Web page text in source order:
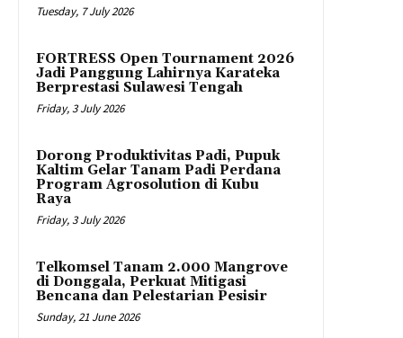
Tuesday, 7 July 2026
FORTRESS Open Tournament 2026
Jadi Panggung Lahirnya Karateka
Berprestasi Sulawesi Tengah
Friday, 3 July 2026
Dorong Produktivitas Padi, Pupuk
Kaltim Gelar Tanam Padi Perdana
Program Agrosolution di Kubu
Raya
Friday, 3 July 2026
Telkomsel Tanam 2.000 Mangrove
di Donggala, Perkuat Mitigasi
Bencana dan Pelestarian Pesisir
Sunday, 21 June 2026